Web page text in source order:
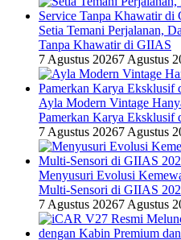
Setia Temani Perjalanan,
Tanpa Khawatir di GIIAS
7 Agustus 20267 Agustus
Ayla Modern Vintage
Pamerkan Karya Eksklusif
7 Agustus 20267 Agustus
Menyusuri Evolusi
Multi-Sensori di GIIAS
7 Agustus 20267 Agustus